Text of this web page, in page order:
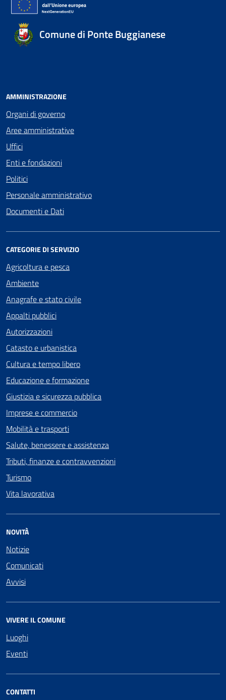
Comune di Ponte Buggianese
AMMINISTRAZIONE
Organi di governo
Aree amministrative
Uffici
Enti e fondazioni
Politici
Personale amministrativo
Documenti e Dati
CATEGORIE DI SERVIZIO
Agricoltura e pesca
Ambiente
Anagrafe e stato civile
Appalti pubblici
Autorizzazioni
Catasto e urbanistica
Cultura e tempo libero
Educazione e formazione
Giustizia e sicurezza pubblica
Imprese e commercio
Mobilità e trasporti
Salute, benessere e assistenza
Tributi, finanze e contravvenzioni
Turismo
Vita lavorativa
NOVITÀ
Notizie
Comunicati
Avvisi
VIVERE IL COMUNE
Luoghi
Eventi
CONTATTI